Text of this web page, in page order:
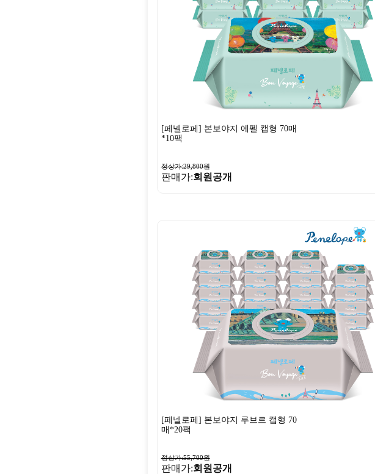
[페넬로페] 본보야지 에펠 캡형 70매
*10팩
정상가:29,800원
판매가:회원공개
[페넬로페] 본보야지 루브르 캡형 70
매*20팩
정상가:55,700원
판매가:회원공개